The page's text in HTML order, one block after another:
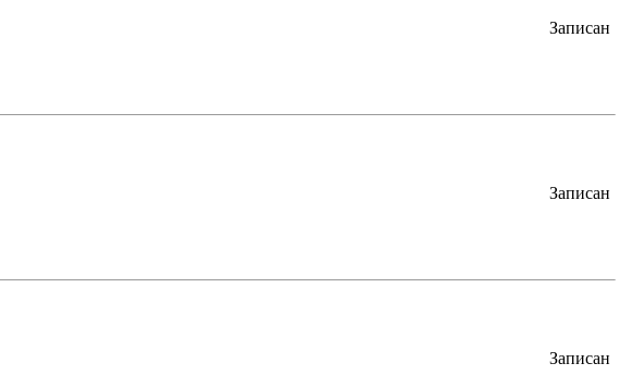
Записан
Записан
Записан